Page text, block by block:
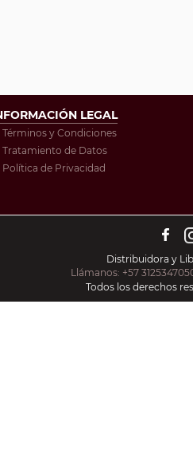
LEGAL
Términos y Condiciones
Tratamiento de Datos
Política de Privacidad
Distribuidora y
Llámanos: +57
Todos los derechos